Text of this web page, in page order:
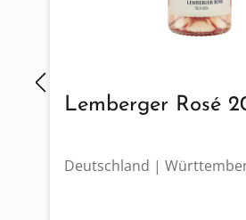
Lemberger Rosé
Deutschland |